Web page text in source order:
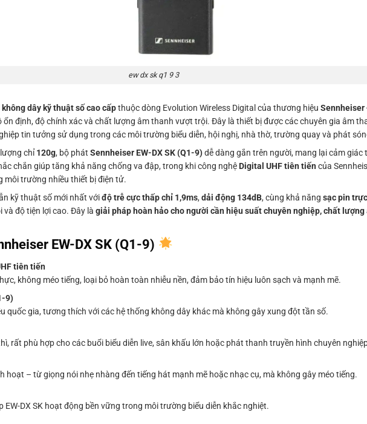
ew dx sk q1 9 3
không dây kỹ thuật số cao cấpthuộc dòng Evolution Wireless Digital của thương hiệu Sennheiser
ổn định, độ chính xác và chất lượng âm thanh vượt trội. Đây là thiết bị được các chuyên gia âm
tin tưởng sử dụng trong các môi trường biểu diễn, hội nghị, nhà thờ, trường quay và phát
chỉ120g, bộ phát Sennheiser EW-DX SK (Q1-9)dễ dàng gắn trên người, mang lại cảm giác
chắn giúp tăng khả năng chống va đập, trong khi công nghệ Digital UHF tiên tiến của
môi trường nhiều thiết bị điện tử.
kỹ thuật số mới nhất vớiđộ trễ cực thấp chỉ 1,9ms, dải động 134dB, cùng khả năng sạc pin
độ tiện lợi cao. Đây là giải pháp hoàn hảo cho người cần hiệu suất chuyên nghiệp, chất
EW-DX SK (Q1-9)
tiên tiến
không méo tiếng, loại bỏ hoàn toàn nhiễu nền, đảm bảo tín hiệu luôn sạch và mạnh mẽ.
9)
quốc gia, tương thích với các hệ thống không dây khác mà không gây xung đột tần số.
rất phù hợp cho các buổi biểu diễn live, sân khấu lớn hoặc phát thanh truyền hình chuyên
hoạt – từ giọng nói nhẹ nhàng đến tiếng hát mạnh mẽ hoặc nhạc cụ, mà không gây méo tiếng.
EW-DX SK hoạt động bền vững trong môi trường biểu diễn khắc nghiệt.